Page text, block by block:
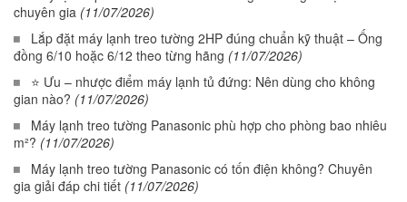
chuyên gia (11/07/2026)
Lắp đặt máy lạnh treo tường 2HP đúng chuẩn kỹ thuật – Ống
đồng 6/10 hoặc 6/12 theo từng hãng (11/07/2026)
⭐ Ưu – nhược điểm máy lạnh tủ đứng: Nên dùng cho không
gian nào? (11/07/2026)
Máy lạnh treo tường Panasonic phù hợp cho phòng bao nhiêu
m²? (11/07/2026)
Máy lạnh treo tường Panasonic có tốn điện không? Chuyên
gia giải đáp chi tiết (11/07/2026)